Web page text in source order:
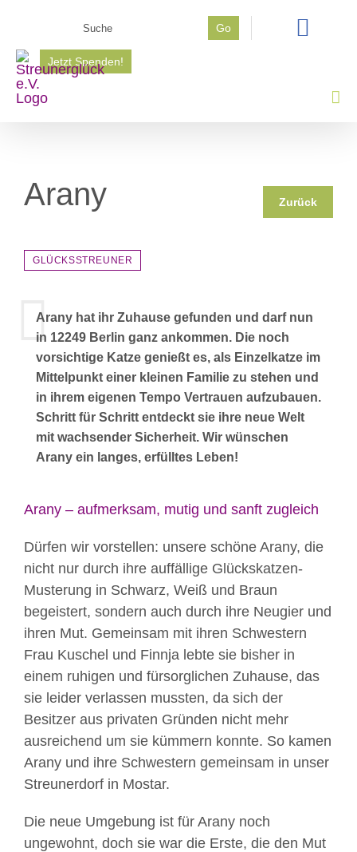
springen
Go
Jetzt Spenden!
Arany Zurück
GLÜCKSSTREUNER
Arany hat ihr Zuhause gefunden und darf nun
in 12249 Berlin ganz ankommen. Die noch
vorsichtige Katze genießt es, als Einzelkatze im
Mittelpunkt einer kleinen Familie zu stehen und
in ihrem eigenen Tempo Vertrauen aufzubauen.
Schritt für Schritt entdeckt sie ihre neue Welt
mit wachsender Sicherheit. Wir wünschen
Arany ein langes, erfülltes Leben!
Arany – aufmerksam, mutig und sanft zugleich
Dürfen wir vorstellen: unsere schöne Arany, die
nicht nur durch ihre auffällige Glückskatzen-
Musterung in Schwarz, Weiß und Braun
begeistert, sondern auch durch ihre Neugier und
ihren Mut. Gemeinsam mit ihren Schwestern
Frau Kuschel und Finnja lebte sie bisher in
einem ruhigen und fürsorglichen Zuhause, das
sie leider verlassen mussten, da sich der
Besitzer aus privaten Gründen nicht mehr
ausreichend um sie kümmern konnte. So kamen
Arany und ihre Schwestern gemeinsam in unser
Streunerdorf in Mostar.
Die neue Umgebung ist für Arany noch
ungewohnt, doch sie war die Erste, die den Mut